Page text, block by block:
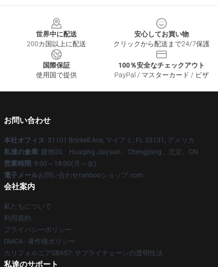
世界中に配送
200カ国以上に配送
安心してお買い物
クリックから配送まで24/7保護
国際保証
使用国で提供
100％安全なチェックアウト
PayPal / マスターカード / ビザ
お問い合わせ
本社オフィス: 51101 Brickell Ave, マイアミ, FL 33131, アメリカ
私達の倉庫: 建物20、Huaqing Jiayuan、Chengjiang、北京、CN
営業時間: 9:00～18:00(月～金)
電子メールお問い合わせranbooショップ.com
会社案内
私たちについて
利用規約
プライバシーポリシー
DMCA - 著作権ポリシー
カリフォルニアSB657: サプライチェーンの透明性法
私達のサポート